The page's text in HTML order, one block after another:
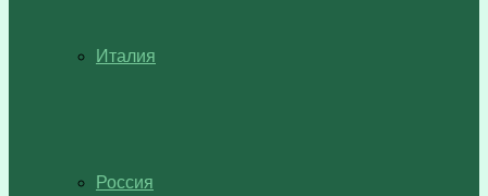
Италия
Россия